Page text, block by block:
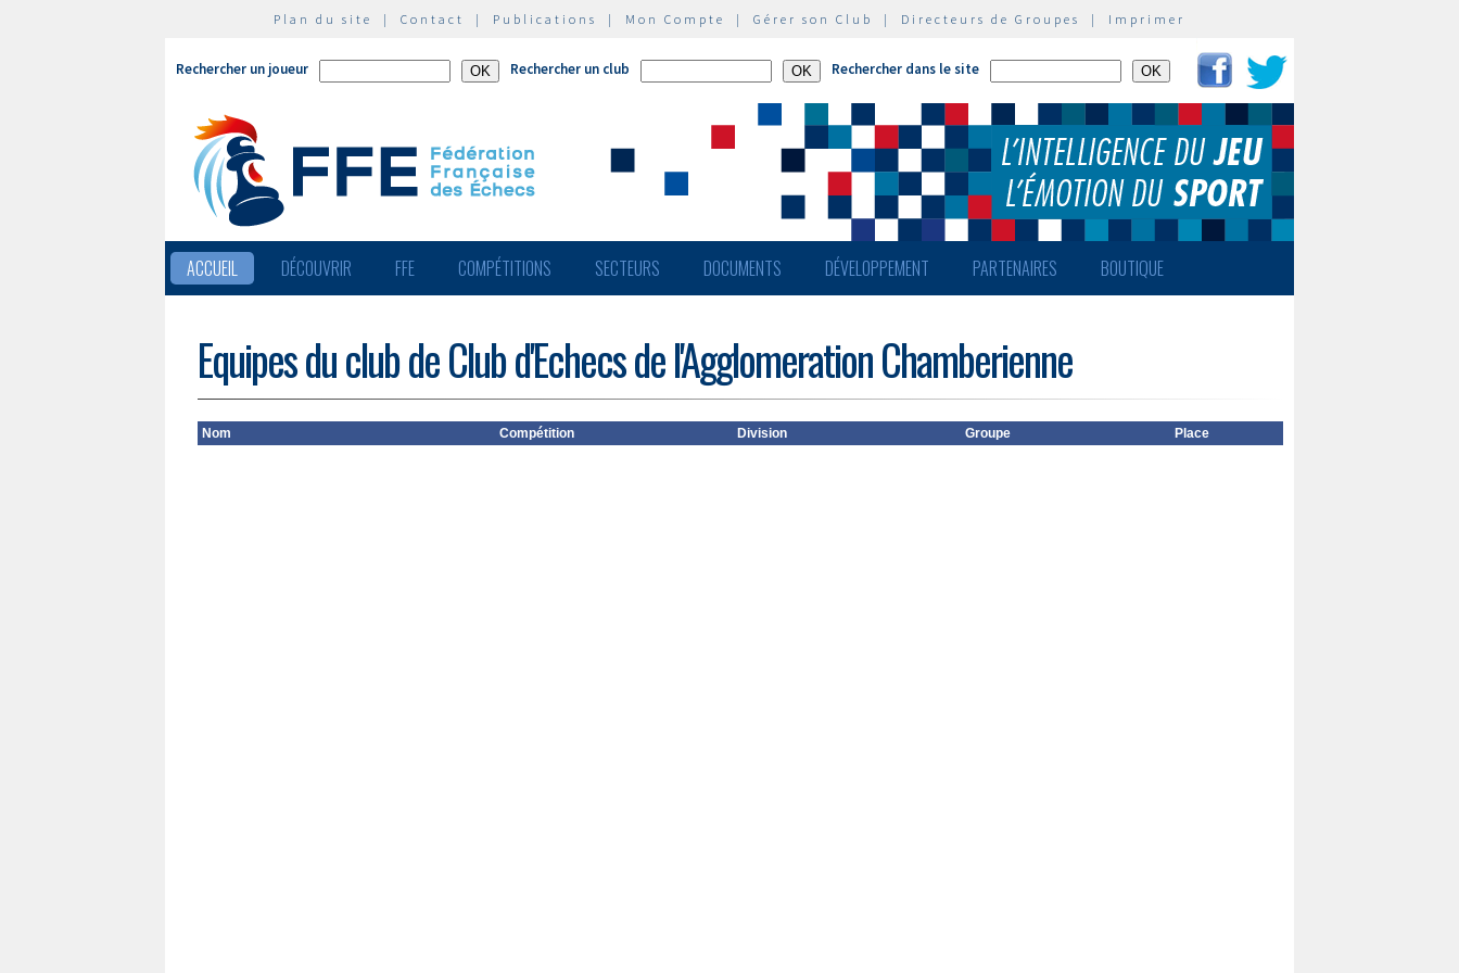
Plan du site | Contact | Publications | Mon Compte | Gérer son Club | Directeurs de Groupes | Imprimer
Rechercher un joueur Rechercher un club Rechercher dans le site
ACCUEIL DÉCOUVRIR FFE COMPÉTITIONS SECTEURS DOCUMENTS DÉVELOPPEMENT PARTENAIRES BOUTIQUE
Equipes du club de Club d'Echecs de l'Agglomeration Chamberienne
Nom Compétition Division Groupe Place